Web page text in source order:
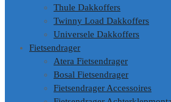
Thule Dakkoffers
Twinny Load Dakkoffers
Universele Dakkoffers
Fietsendrager
Atera Fietsendrager
Bosal Fietsendrager
Fietsendrager Accessoires